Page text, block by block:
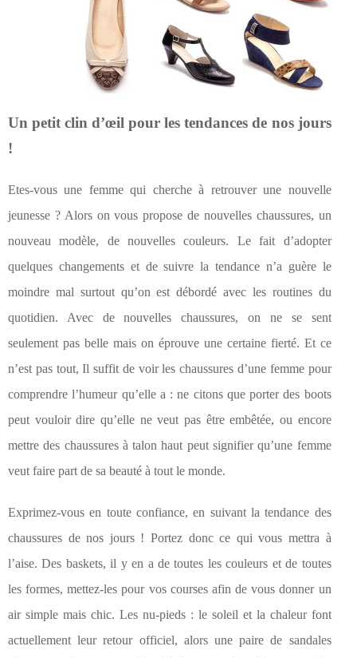
Un petit clin d’œil pour les tendances de nos jours
!
Etes-vous une femme qui cherche à retrouver une nouvelle
jeunesse ? Alors on vous propose de nouvelles chaussures, un
nouveau modèle, de nouvelles couleurs. Le fait d’adopter
quelques changements et de suivre la tendance n’a guère le
moindre mal surtout qu’on est débordé avec les routines du
quotidien. Avec de nouvelles chaussures, on ne se sent
seulement pas belle mais on éprouve une certaine fierté. Et ce
n’est pas tout, Il suffit de voir les chaussures d’une femme pour
comprendre l’humeur qu’elle a : ne citons que porter des boots
peut vouloir dire qu’elle ne veut pas être embêtée, ou encore
mettre des chaussures à talon haut peut signifier qu’une femme
veut faire part de sa beauté à tout le monde.
Exprimez-vous en toute confiance, en suivant la tendance des
chaussures de nos jours ! Portez donc ce qui vous mettra à
l’aise. Des baskets, il y en a de toutes les couleurs et de toutes
les formes, mettez-les pour vos courses afin de vous donner un
air simple mais chic. Les nu-pieds : le soleil et la chaleur font
actuellement leur retour officiel, alors une paire de sandales